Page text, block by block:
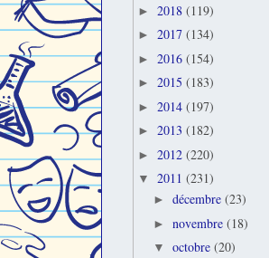
► 2018 (119)
► 2017 (134)
► 2016 (154)
► 2015 (183)
► 2014 (197)
► 2013 (182)
► 2012 (220)
▼ 2011 (231)
► décembre (23)
► novembre (18)
▼ octobre (20)